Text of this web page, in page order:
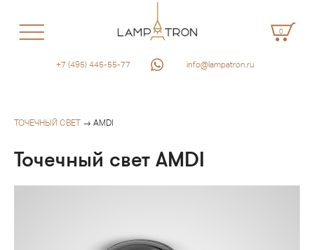
0
+7 (495) 445-55-77 info@lampatron.ru
ТОЧЕЧНЫЙ СВЕТ → AMDI
Точечный свет AMDI